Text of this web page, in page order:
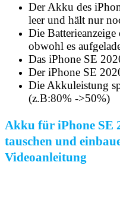
Der Akku des
leer und hält nur
Die
obwohl es
Das iPhone SE
Der iPhone SE
Die Akkuleistung
(z.B:80% ->50%)
Akku für iPhone SE
tauschen und
Videoanleitung